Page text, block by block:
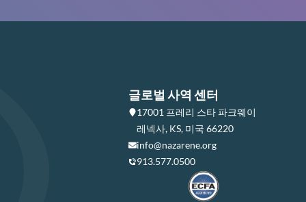
글로벌 사역 센터
17001 프레리 스타 파크웨이
레넥사, KS, 미국 66220
info@nazarene.org
913.577.0500